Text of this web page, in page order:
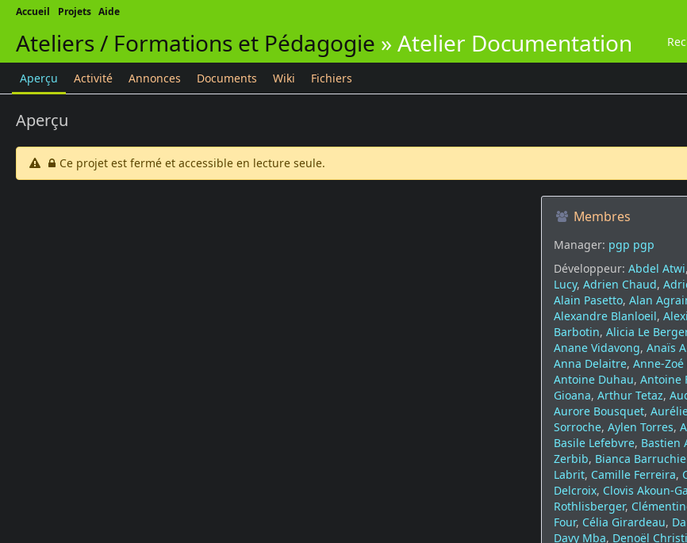
Accueil Projets Aide
Ateliers / Formations et Pédagogie » Atelier Documentation
Aperçu Activité Annonces Documents Wiki Fichiers
Aperçu
Ce projet est fermé et accessible en lecture seule.
Membres
Manager: pgp pgp
Développeur: Abdel Atwi,
Lucy, Adrien Chaud,
Alain Pasetto, Alan
Alexandre Blanloeil,
Barbotin, Alicia Le Berger
Anane Vidavong, Anaïs
Anna Delaitre, Anne-
Antoine Duhau, Antoine
Gioana, Arthur Tetaz,
Aurore Bousquet,
Sorroche, Aylen Torres,
Basile Lefebvre, Bastien
Zerbib, Bianca
Labrit, Camille Ferreira,
Delcroix, Clovis Akoun-
Rothlisberger,
Four, Célia Girardeau,
Davy Mba, Denoël